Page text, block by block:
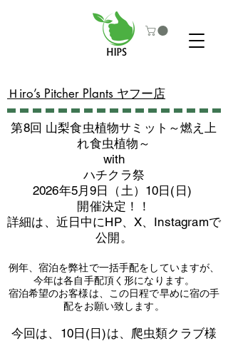
​Ｈiro’s Pitcher Plants ヤフー店
第8回 山梨食虫植物サミット～燃え上
れ食虫植物～
with
​ハチクラ祭
2026年5月9日（土）10日(日)
​開催決定！！
詳細は、近日中にHP、X、Instagramで
公開。
例年、宿泊を弊社で一括手配をしていますが、
今年は各自手配頂く形になります。
​宿泊希望のお客様は、この日程で早めに宿の手
配をお願い致します。
​今回は、10日(日)は、爬虫類クラブ様